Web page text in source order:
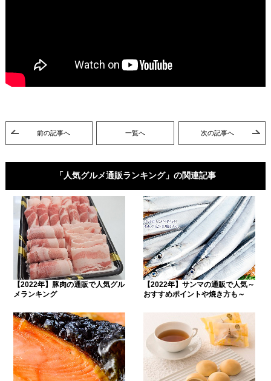
前の記事へ 一覧へ 次の記事へ
「人気グルメ通販ランキング」の関連記事
【2022年】豚肉の通販で人気グル
メランキング
【2022年】サンマの通販で人気～
おすすめポイントや焼き方も～